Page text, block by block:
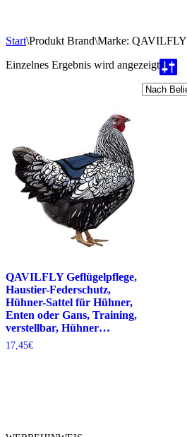
Start\Produkt Brand\Marke: QAVILFLY
Einzelnes Ergebnis wird angezeigt
QAVILFLY Geflügelpflege,
Haustier-Federschutz,
Hühner-Sattel für Hühner,
Enten oder Gans, Training,
verstellbar, Hühner…
17,45€